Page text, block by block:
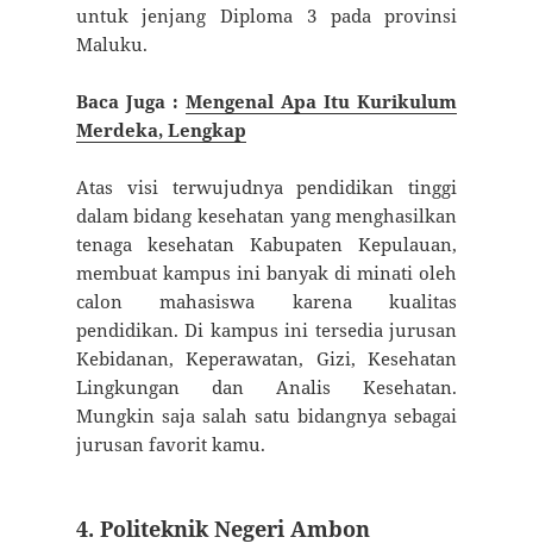
untuk jenjang Diploma 3 pada provinsi
Maluku.
Baca Juga : Mengenal Apa Itu Kurikulum
Merdeka, Lengkap
Atas visi terwujudnya pendidikan tinggi
dalam bidang kesehatan yang menghasilkan
tenaga kesehatan Kabupaten Kepulauan,
membuat kampus ini banyak di minati oleh
calon mahasiswa karena kualitas
pendidikan. Di kampus ini tersedia jurusan
Kebidanan, Keperawatan, Gizi, Kesehatan
Lingkungan dan Analis Kesehatan.
Mungkin saja salah satu bidangnya sebagai
jurusan favorit kamu.
4. Politeknik Negeri Ambon